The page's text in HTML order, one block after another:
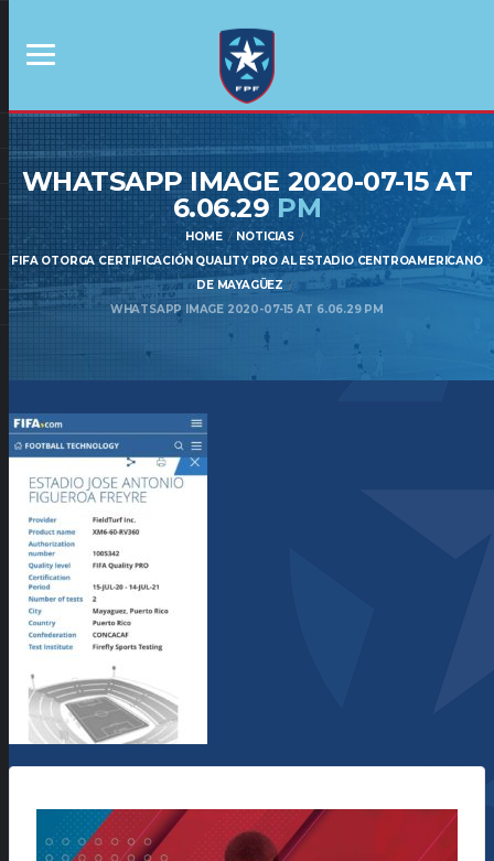
WHATSAPP IMAGE 2020-07-15 AT
6.06.29 PM
HOME
NOTICIAS
FIFA OTORGA CERTIFICACIÓN QUALITY PRO AL ESTADIO CENTROAMERICANO
DE MAYAGÜEZ
WHATSAPP IMAGE 2020-07-15 AT 6.06.29 PM